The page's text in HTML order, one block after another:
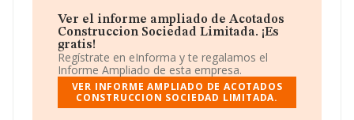
entidades públicas como privadas. La empresa aparece
inscrita en el Registro Mercantil como Sociedad
Limitada. Su CNAE corresponde a 6812 con código
'%cnae%'. La empresa no tiene actividad en mercados
exteriores.
Ha contado con el mismo número de empleados y
teniendo en cuenta la información a disposición de
Ver el informe ampliado de Acotados
Construccion Sociedad Limitada. ¡Es
gratis!
Regístrate en eInforma y te regalamos el
Informe Ampliado de esta empresa.
VER INFORME AMPLIADO DE ACOTADOS
CONSTRUCCION SOCIEDAD LIMITADA.